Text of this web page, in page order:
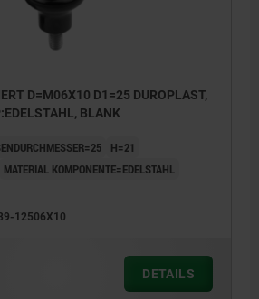
D=M06X10 D1=25 DUROPLAST,
BLANK
H=21
MATERIAL KOMPONENTE=EDELSTAHL
12506X10
DETAILS